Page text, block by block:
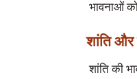
शांति और